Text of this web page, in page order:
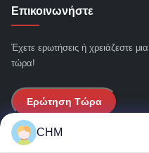
Επικοινωνήστε
Έχετε ερωτήσεις ή χρειάζεστε
τώρα!
Ερώτηση Τώρα
Γρήγοροι Σύνδεσμοι
CHM